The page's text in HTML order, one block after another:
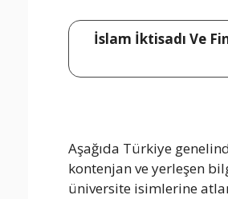
İslam İktisadı Ve
Aşağıda Türkiye
kontenjan ve yerleşen
üniversite isimlerine